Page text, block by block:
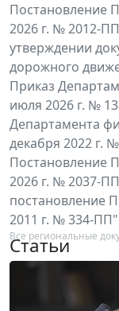
Постановление
2026 г. № 2012-
утверждении
дорожного
Приказ
июля 2026 г. №
Департамента
декабря 2022 г.
Постановление
2026 г. № 2037-
постановление
2011 г. № 334-ПП"
Все региональные
Статьи